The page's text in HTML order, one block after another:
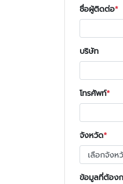
ชื่อผู้ติดต่อ
บริษัท
โทรศัพท์
จังหวัด
ข้อมูลที่ต้อง